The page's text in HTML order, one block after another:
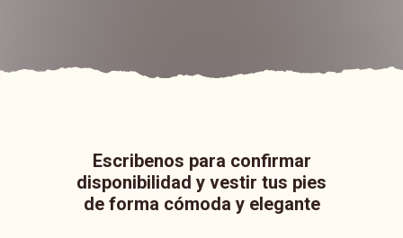
Escribenos para confirmar
disponibilidad y vestir tus pies
de forma cómoda y elegante